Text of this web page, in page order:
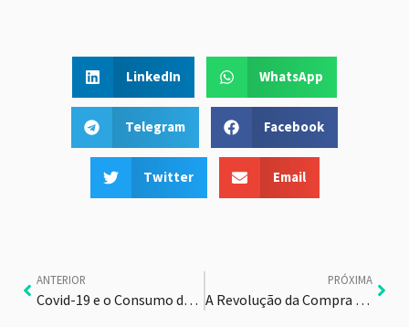
LinkedIn WhatsApp
Telegram Facebook
Twitter Email
ANTERIOR
Covid-19 e o Consumo de Mídia
PRÓXIMA
A Revolução da Compra Online de Mídia